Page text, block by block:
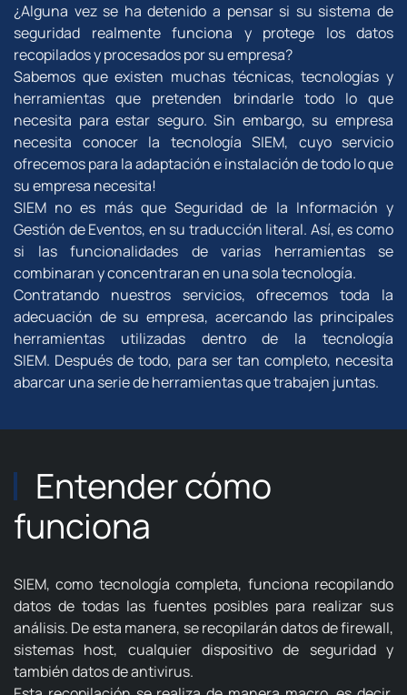
¿Alguna vez se ha detenido a pensar si su sistema de
seguridad realmente funciona y protege los datos
recopilados y procesados ​​por su empresa?
Sabemos que existen muchas técnicas, tecnologías y
herramientas que pretenden brindarle todo lo que
necesita para estar seguro. Sin embargo, su empresa
necesita conocer la tecnología SIEM, cuyo servicio
ofrecemos para la adaptación e instalación de todo lo que
su empresa necesita!
SIEM no es más que Seguridad de la Información y
Gestión de Eventos, en su traducción literal. Así, es como
si las funcionalidades de varias herramientas se
combinaran y concentraran en una sola tecnología.
Contratando nuestros servicios, ofrecemos toda la
adecuación de su empresa, acercando las principales
herramientas utilizadas dentro de la tecnología
SIEM. Después de todo, para ser tan completo, necesita
abarcar una serie de herramientas que trabajen juntas.
Entender cómo
funciona
SIEM, como tecnología completa, funciona recopilando
datos de todas las fuentes posibles para realizar sus
análisis. De esta manera, se recopilarán datos de firewall,
sistemas host, cualquier dispositivo de seguridad y
también datos de antivirus.